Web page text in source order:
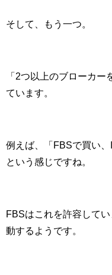
そして、もう一つ。
「 2つ以上のブローカー
ています。
例えば、「 FBSで買い、
という感じですね。
FBSはこれを許容して
動するようです。